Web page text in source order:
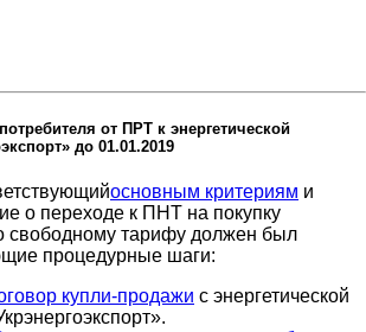
от ПРТ к энергетической
до 01.01.2019
основным критериям и
о переходе к ПНТ на покупку
свободному тарифу должен был
процедурные шаги:
купли-продажи с энергетической